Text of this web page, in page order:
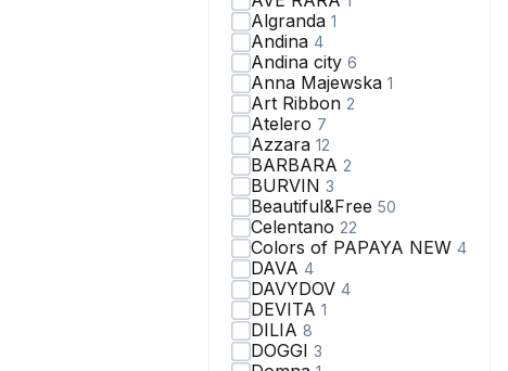
Algranda 1
Andina 4
Andina city 6
Anna Majewska 1
Art Ribbon 2
Atelero 7
Azzara 12
BARBARA 2
BURVIN 3
Beautiful&Free 50
Celentano 22
Colors of PAPAYA NEW 4
DAVA 4
DAVYDOV 4
DEVITA 1
DILIA 8
DOGGI 3